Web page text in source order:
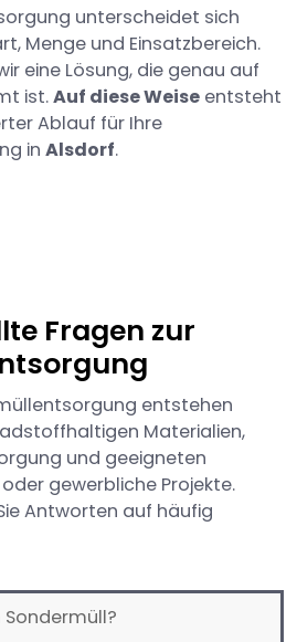
unterscheidet sich
Menge und Einsatzbereich.
eine Lösung, die genau auf
ist.Auf diese Weise entsteht
Ablauf für Ihre
in Alsdorf.
Fragen zur
entstehen
Materialien,
und geeigneten
gewerbliche Projekte.
Antworten auf häufig